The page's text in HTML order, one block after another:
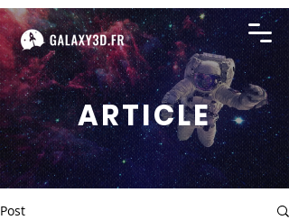
ARTICLE
Post